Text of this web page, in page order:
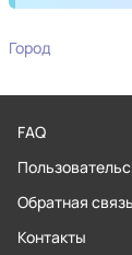
Город
FAQ
Обратная связь
Контакты